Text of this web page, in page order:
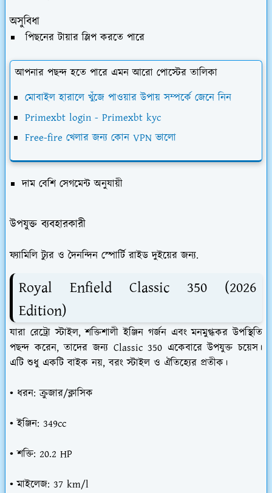
অসুবিধা
পিছনের টায়ার স্লিপ করতে পারে
আপনার পছন্দ হতে পারে এমন আরো পোস্টের তালিকা
মোবাইল হারালে খুঁজে পাওয়ার উপায় সম্পর্কে জেনে নিন
Primexbt login - Primexbt kyc
Free-fire খেলার জন্য কোন VPN ভালো
দাম বেশি সেগমেন্ট অনুযায়ী
উপযুক্ত ব্যবহারকারী
ফ্যামিলি ট্যুর ও দৈনন্দিন স্পোর্টি রাইড দুইয়ের জন্য.
Royal Enfield Classic 350 (2026
Edition)
যারা রেট্রো স্টাইল, শক্তিশালী ইঞ্জিন গর্জন এবং মনমুগ্ধকর উপস্থিতি
পছন্দ করেন, তাদের জন্য Classic 350 একেবারে উপযুক্ত চয়েস।
এটি শুধু একটি বাইক নয়, বরং স্টাইল ও ঐতিহ্যের প্রতীক।
• ধরন: ক্রুজার/ক্লাসিক
• ইঞ্জিন: 349cc
• শক্তি: 20.2 HP
• মাইলেজ: 37 km/l